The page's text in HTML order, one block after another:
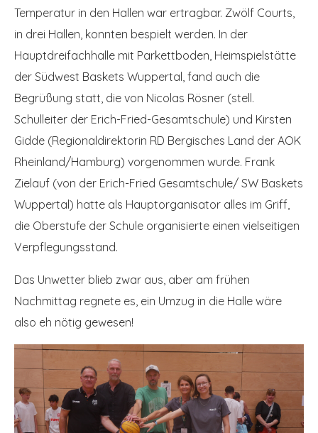
Temperatur in den Hallen war ertragbar. Zwölf Courts,
in drei Hallen, konnten bespielt werden. In der
Hauptdreifachhalle mit Parkettboden, Heimspielstätte
der Südwest Baskets Wuppertal, fand auch die
Begrüßung statt, die von Nicolas Rösner (stell.
Schulleiter der Erich-Fried-Gesamtschule) und Kirsten
Gidde (Regionaldirektorin RD Bergisches Land der AOK
Rheinland/Hamburg) vorgenommen wurde. Frank
Zielauf (von der Erich-Fried Gesamtschule/ SW Baskets
Wuppertal) hatte als Hauptorganisator alles im Griff,
die Oberstufe der Schule organisierte einen vielseitigen
Verpflegungsstand.
Das Unwetter blieb zwar aus, aber am frühen
Nachmittag regnete es, ein Umzug in die Halle wäre
also eh nötig gewesen!